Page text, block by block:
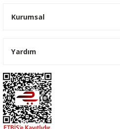
Kurumsal
Yardım